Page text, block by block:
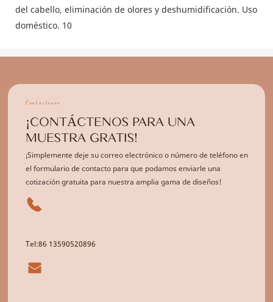
Contáctenos
¡CONTÁCTENOS PARA UNA
MUESTRA GRATIS!
¡Simplemente deje su correo electrónico o número de teléfono en
el formulario de contacto para que podamos enviarle una
cotización gratuita para nuestra amplia gama de diseños!
Tel:86 13590520896